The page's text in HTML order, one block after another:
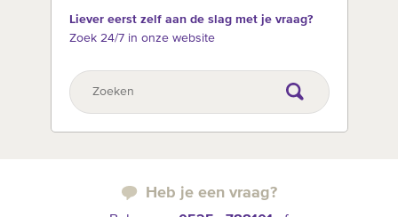
Liever eerst zelf aan de slag met je vraag?
Zoek 24/7 in onze website
Heb je een vraag?